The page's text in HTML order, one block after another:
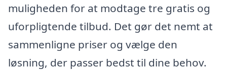
muligheden for at modtage tre gratis og
uforpligtende tilbud. Det gør det nemt at
sammenligne priser og vælge den
løsning, der passer bedst til dine behov.